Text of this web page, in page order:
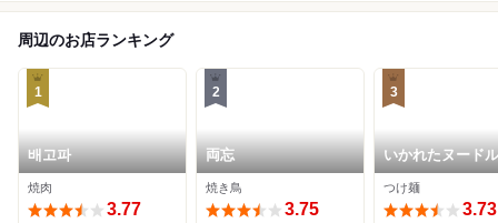
周辺のお店ランキング
1
배고파
焼肉
3.77
2
両忘
焼き鳥
3.75
3
いかれたヌード
ィッシュトンズ
つけ麺
3.73